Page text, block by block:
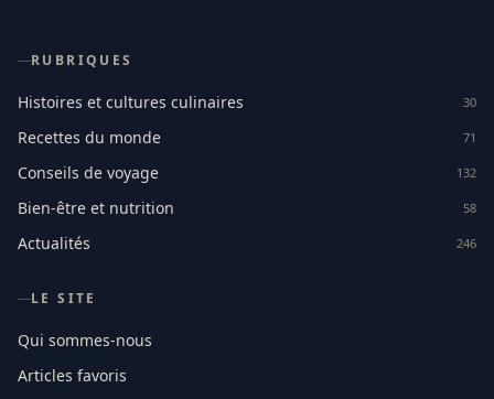
RUBRIQUES
Histoires et cultures culinaires 30
Recettes du monde 71
Conseils de voyage 132
Bien-être et nutrition 58
Actualités 246
LE SITE
Qui sommes-nous
Articles favoris